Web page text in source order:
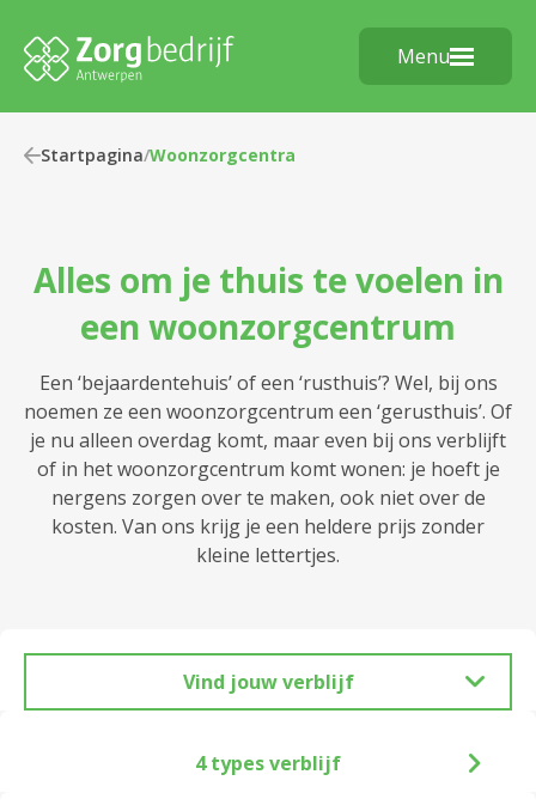
Menu
Startpagina/Woonzorgcentra
Alles om je thuis te voelen in
een woonzorgcentrum
Een ‘bejaardentehuis’ of een ‘rusthuis’? Wel, bij ons
noemen ze een woonzorgcentrum een ‘gerusthuis’. Of
je nu alleen overdag komt, maar even bij ons verblijft
of in het woonzorgcentrum komt wonen: je hoeft je
nergens zorgen over te maken, ook niet over de
kosten. Van ons krijg je een heldere prijs zonder
kleine lettertjes.
Vind jouw verblijf
4 types verblijf